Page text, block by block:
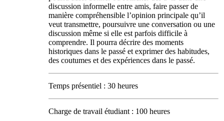
discussion informelle entre amis, faire passer de
manière compréhensible l’opinion principale qu’il
veut transmettre, poursuivre une conversation ou une
discussion même si elle est parfois difficile à
comprendre. Il pourra décrire des moments
historiques dans le passé et exprimer des habitudes,
des coutumes et des expériences dans le passé.
Temps présentiel : 30 heures
Charge de travail étudiant : 100 heures